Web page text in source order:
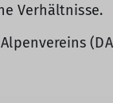
Verhältnisse.